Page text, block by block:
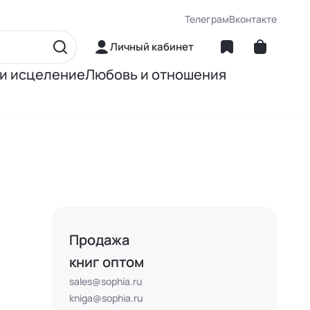
ТелеграмВконтакте
Личный кабинет
исцелениеЛюбовь и отношения
Продажа
книг оптом
sales@sophia.ru
kniga@sophia.ru